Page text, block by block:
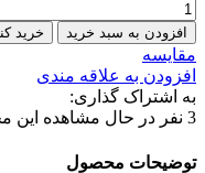
افزودن به سبد خرید خرید
مقایسه
افزودن به علاقه مندی
به اشتراک گذاری:
3 نفر در حال مشاهده این
توضیحات محصول